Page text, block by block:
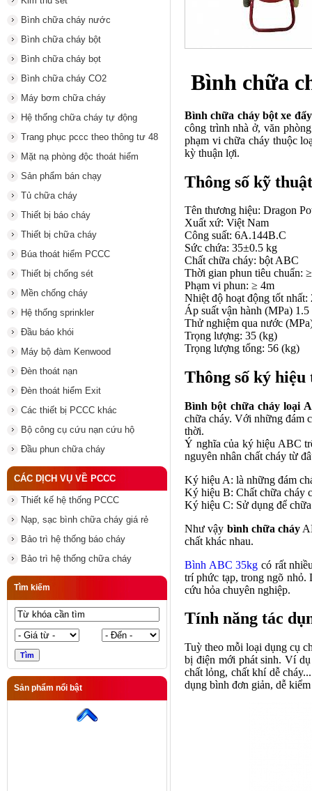
Bình chữa cháy nước
Bình chữa cháy bột
Bình chữa cháy bọt
Bình chữa cháy CO2
Máy bơm chữa cháy
Hệ thống chữa cháy tự động
Trang phục pccc theo thông tư 48
Mặt nạ phòng độc thoát hiểm
Sản phẩm bán chạy
Tủ chữa cháy
Thiết bị báo cháy
Thiết bị chữa cháy
Búa thoát hiểm PCCC
Thiết bị chống sét
Mền chống cháy
Hệ thống sprinkler
Đầu báo khói
Máy bộ đàm Kenwood
Đèn thoát nạn
Đèn thoát hiểm Exit
Các thiết bị PCCC khác
Bộ công cụ cứu nạn cứu hộ
Đầu phun chữa cháy
CÁC DỊCH VỤ VỀ PCCC
Thiết kế hệ thống PCCC
Nạp, sạc bình chữa cháy giá rẻ
Bảo trì hệ thống báo cháy
Bảo trì hệ thống chữa cháy
Tìm kiếm
Sản phẩm nổi bật
Trung tâm báo cháy 10 kênh
Yunyang (mã hàng YF-1G-
10L) ABS
Bình chữa
Bình chữa cháy bột xe
công trình nhà ở, văn
phạm vi chữa cháy thuộc
kỳ thuận lợi.
Thông số kỹ
Tên thương hiệu: Dragon
Xuất xứ: Việt Nam
Công suất: 6A.144B.C
Sức chứa: 35±0.5 kg
Chất chữa cháy: bột ABC
Thời gian phun tiêu chuẩn:
Phạm vi phun: ≥ 4m
Nhiệt độ hoạt động tốt nhất:
Áp suất vận hành (MPa) 1.5
Thử nghiệm qua nước
Trọng lượng: 35 (kg)
Trọng lượng tổng: 56 (kg)
Thông số ký
Bình bột chữa cháy loại
chữa cháy. Với những đám
thời.
Ý nghĩa của ký hiệu ABC
nguyên nhân chất cháy từ
Ký hiệu A: là những đám
Ký hiệu B: Chất chữa cháy
Ký hiệu C: Sử dụng để
Như vậy bình chữa cháy
chất khác nhau.
Bình ABC 35kg có rất
trí phức tạp, trong ngõ nhỏ.
cứu hỏa chuyên nghiệp.
Tính năng tác
Tuỳ theo mỗi loại dụng cụ
bị điện mới phát sinh. Ví
chất lỏng, chất khí dễ
dụng bình đơn giản, dễ